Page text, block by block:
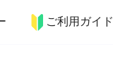
ご利用ガイド
ペット 料理